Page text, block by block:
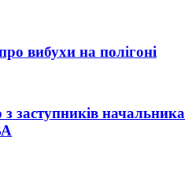
вибухи на полігоні
заступників начальника